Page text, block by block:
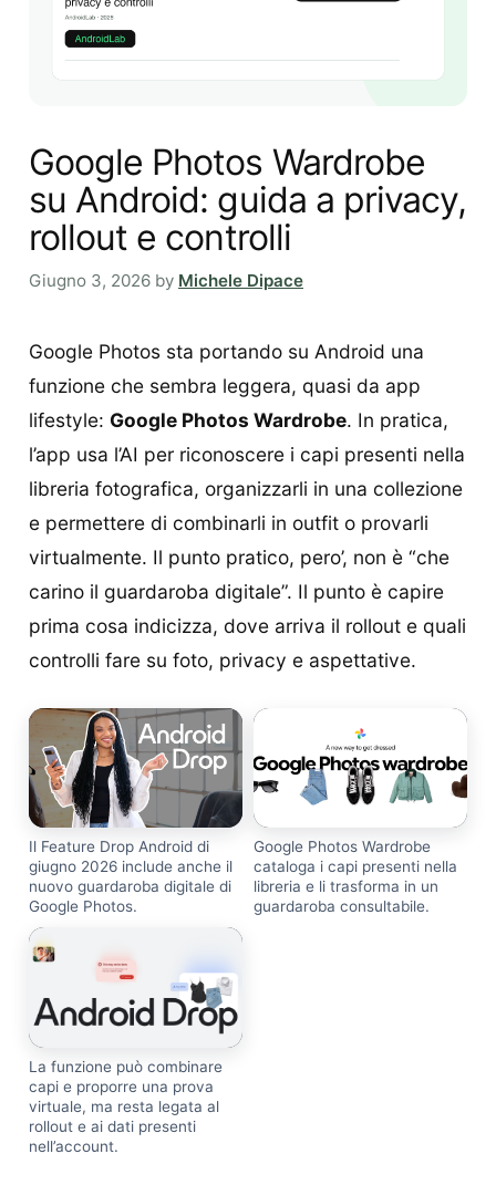
Google Photos Wardrobe
su Android: guida a privacy,
rollout e controlli
Giugno 3, 2026 by Michele Dipace
Google Photos sta portando su Android una
funzione che sembra leggera, quasi da app
lifestyle: Google Photos Wardrobe. In pratica,
l’app usa l’AI per riconoscere i capi presenti nella
libreria fotografica, organizzarli in una collezione
e permettere di combinarli in outfit o provarli
virtualmente. Il punto pratico, pero’, non è “che
carino il guardaroba digitale”. Il punto è capire
prima cosa indicizza, dove arriva il rollout e quali
controlli fare su foto, privacy e aspettative.
Il Feature Drop Android di
giugno 2026 include anche il
nuovo guardaroba digitale di
Google Photos.
Google Photos Wardrobe
cataloga i capi presenti nella
libreria e li trasforma in un
guardaroba consultabile.
La funzione può combinare
capi e proporre una prova
virtuale, ma resta legata al
rollout e ai dati presenti
nell’account.